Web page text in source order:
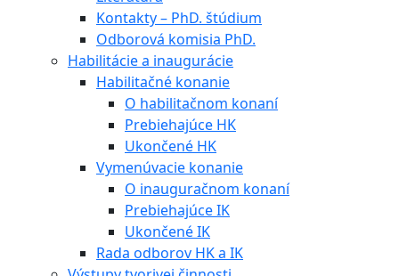
Kontakty – PhD. štúdium
Odborová komisia PhD.
Habilitácie a inaugurácie
Habilitačné konanie
O habilitačnom konaní
Prebiehajúce HK
Ukončené HK
Vymenúvacie konanie
O inauguračnom konaní
Prebiehajúce IK
Ukončené IK
Rada odborov HK a IK